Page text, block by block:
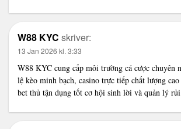
W88 KYC skriver:
13 Jan 2026 kl. 3:33
W88 KYC cung cấp môi trường cá cược chuyên
lệ kèo minh bạch, casino trực tiếp chất lượng
bet thủ tận dụng tốt cơ hội sinh lời và quản lý